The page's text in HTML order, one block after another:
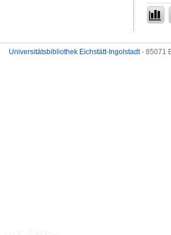
Universitätsbibliothek Eichstätt-Ingolstadt- 85071